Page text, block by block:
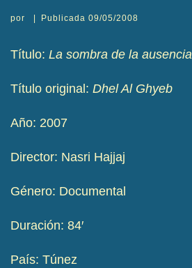
por Publicada09/05/2008
Título: La sombra de la ausencia
Título original: Dhel Al Ghyeb
Año: 2007
Director: Nasri Hajjaj
Género: Documental
Duración: 84′
País: Túnez